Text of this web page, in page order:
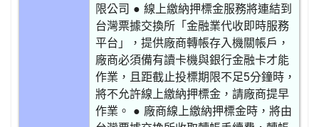
限公司 ● 線上繳納押標金服務將連結到
台灣票據交換所「金融業代收即時服務
平台」，提供廠商轉帳存入機關帳戶，
廠商必須備有讀卡機與銀行金融卡才能
作業，且距截止投標期限不足5分鐘時，
將不允許線上繳納押標金，請廠商提早
作業。 ● 廠商線上繳納押標金時，將由